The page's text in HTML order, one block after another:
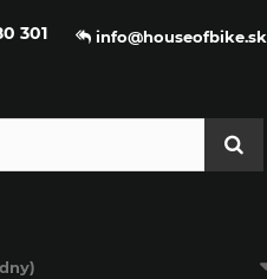
info@houseofbike.sk
301